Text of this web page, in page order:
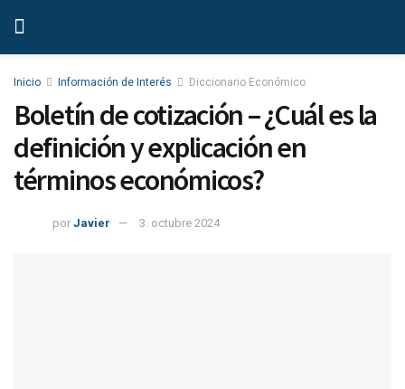
Inicio Información de Interés Diccionario Económico
Boletín de cotización – ¿Cuál es la
definición y explicación en
términos económicos?
por Javier 3. octubre 2024